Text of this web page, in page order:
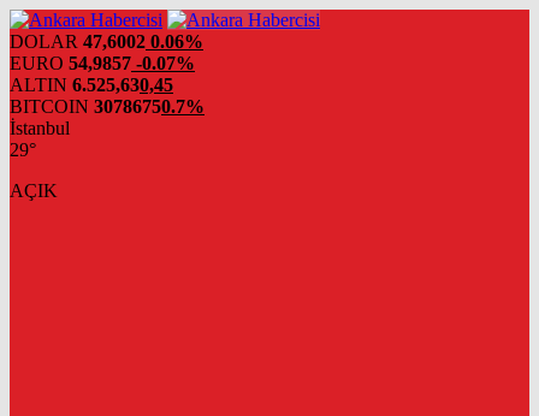
DOLAR 47,6002 0.06%
EURO 54,9857 -0.07%
ALTIN 6.525,630,45
BITCOIN 30786750.7%
İstanbul
29°
AÇIK